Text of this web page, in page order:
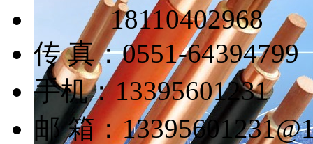
18110402968
传 真：0551-64394799
手机：13395601231
邮 箱：